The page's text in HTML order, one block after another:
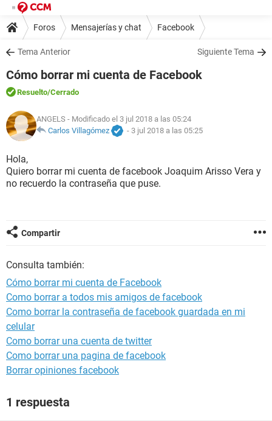
Foros Mensajerías y chat Facebook
Tema Anterior Siguiente Tema
Cómo borrar mi cuenta de Facebook
Resuelto/Cerrado
ANGELS - Modificado el 3 jul 2018 a las 05:24
Carlos Villagómez
- 3 jul 2018 a las 05:25
Hola,
Quiero borrar mi cuenta de facebook Joaquim Arisso Vera y
no recuerdo la contraseña que puse.
Compartir
Consulta también:
Cómo borrar mi cuenta de Facebook
Como borrar a todos mis amigos de facebook
Como borrar la contraseña de facebook guardada en mi
celular
Como borrar una cuenta de twitter
Como borrar una pagina de facebook
Borrar opiniones facebook
1 respuesta